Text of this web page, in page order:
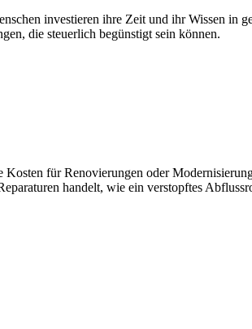
investieren ihre Zeit und ihr Wissen in
die steuerlich begünstigt sein können.
für Renovierungen oder
handelt, wie ein verstopftes